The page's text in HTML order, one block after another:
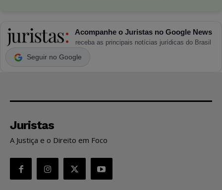
Acompanhe o Juristas no Google News
receba as principais notícias jurídicas do Brasil
Seguir no Google
Juristas
A Justiça e o Direito em Foco